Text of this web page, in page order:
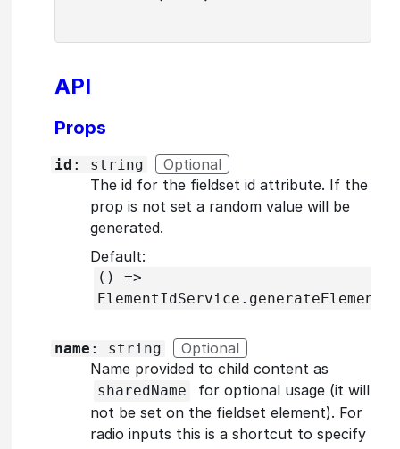
API
Props
id : string
Optional
The id for the fieldset id attribute. If the
prop is not set a random value will be
generated.
Default:
() =>
name : string
Optional
Name provided to child content as
sharedName
for optional usage (it will
not be set on the fieldset element). For
radio inputs this is a shortcut to specify